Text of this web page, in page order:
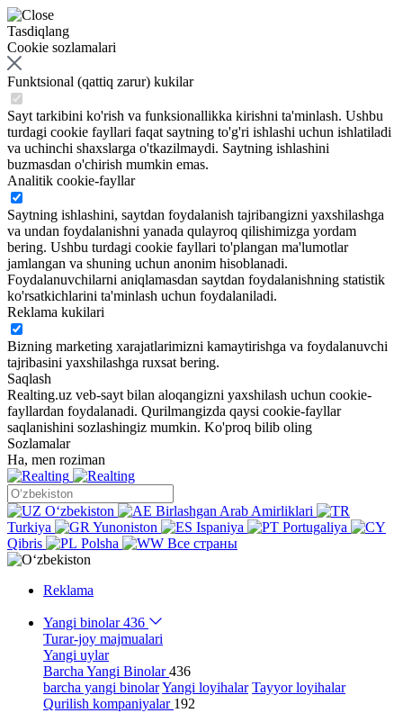
Tasdiqlang
Cookie sozlamalari
Funktsional (qattiq zarur) kukilar
Sayt tarkibini ko'rish va funksionallikka kirishni ta'minlash. Ushbu
turdagi cookie fayllari faqat saytning to'g'ri ishlashi uchun ishlatiladi
va uchinchi shaxslarga o'tkazilmaydi. Saytning ishlashini
buzmasdan o'chirish mumkin emas.
Analitik cookie-fayllar
Saytning ishlashini, saytdan foydalanish tajribangizni yaxshilashga
va undan foydalanishni yanada qulayroq qilishimizga yordam
bering. Ushbu turdagi cookie fayllari to'plangan ma'lumotlar
jamlangan va shuning uchun anonim hisoblanadi.
Foydalanuvchilarni aniqlamasdan saytdan foydalanishning statistik
ko'rsatkichlarini ta'minlash uchun foydalaniladi.
Reklama kukilari
Bizning marketing xarajatlarimizni kamaytirishga va foydalanuvchi
tajribasini yaxshilashga ruxsat bering.
Saqlash
Realting.uz veb-sayt bilan aloqangizni yaxshilash uchun cookie-
fayllardan foydalanadi. Qurilmangizda qaysi cookie-fayllar
saqlanishini sozlashingiz mumkin. Ko'proq bilib oling
Sozlamalar
Ha, men roziman
Oʻzbekiston
Birlashgan Arab Amirliklari
Turkiya
Yunoniston Ispaniya
Portugaliya
Qibris
Polsha Все страны
Reklama
Yangi binolar436
Turar-joy majmualari
Yangi uylar
Barcha Yangi Binolar436
barcha yangi binolarYangi loyihalar Tayyor loyihalar
Qurilish kompaniyalar 192